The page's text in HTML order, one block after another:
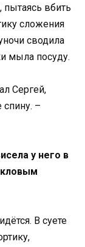
пытаясь вбить
сложения
сводила
мыла посуду.
Сергей,
–
у него в
В суете